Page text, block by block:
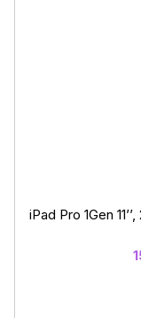
iPad Pro 1Gen